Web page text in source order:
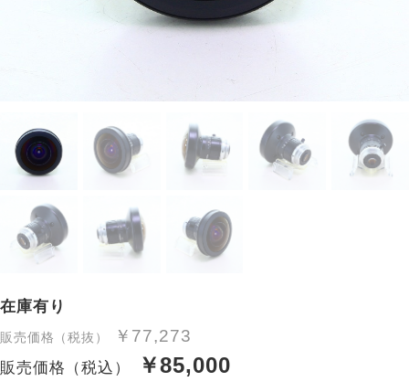
在庫有り
販売価格（税抜） ￥77,273
販売価格（税込） ￥85,000